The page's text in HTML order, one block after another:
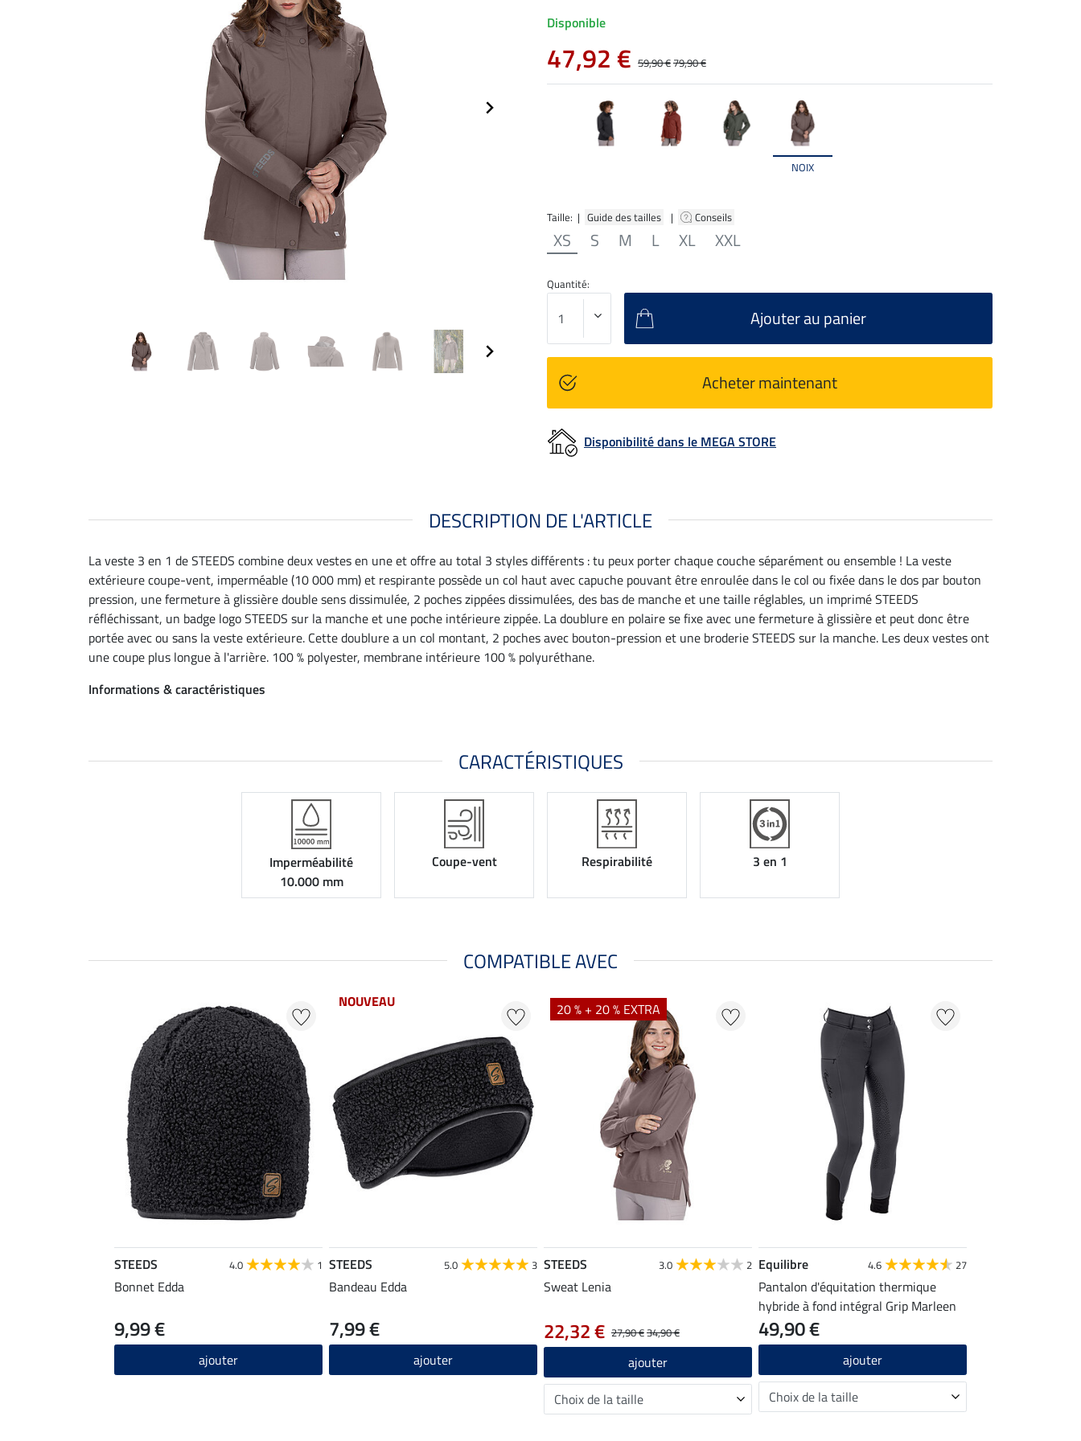
NOIX
Taille: | Guide des tailles | Conseils
XS S M L XL XXL
Disponible
47,92 € 59,90 €79,90 €
Quantité:
Ajouter au panier
Acheter maintenant
Disponibilité dans le MEGA STORE
DESCRIPTION DE L'ARTICLE
La veste 3 en 1 de STEEDS combine deux vestes en une et offre au total 3 styles différents : tu peux porter chaque couche séparément ou ensemble ! La veste
extérieure coupe-vent, imperméable (10 000 mm) et respirante possède un col haut avec capuche pouvant être enroulée dans le col ou fixée dans le dos par bouton
pression, une fermeture à glissière double sens dissimulée, 2 poches zippées dissimulées, des bas de manche et une taille réglables, un imprimé STEEDS
réfléchissant, un badge logo STEEDS sur la manche et une poche intérieure zippée. La doublure en polaire se fixe avec une fermeture à glissière et peut donc être
portée avec ou sans la veste extérieure. Cette doublure a un col montant, 2 poches avec bouton-pression et une broderie STEEDS sur la manche. Les deux vestes ont
une coupe plus longue à l'arrière. 100 % polyester, membrane intérieure 100 % polyuréthane.
Informations & caractéristiques
CARACTÉRISTIQUES
Imperméabilité
10.000 mm
Coupe-vent Respirabilité 3 en 1
COMPATIBLE AVEC
STEEDS 4.0 1
Bonnet Edda
9,99 €
ajouter
NOUVEAU
STEEDS 5.0 3
Bandeau Edda
7,99 €
ajouter
20 % + 20 % EXTRA
STEEDS 3.0 2
Sweat Lenia
27,90 €34,90 €
22,32 €
ajouter
Equilibre 4.6 27
Pantalon d'équitation thermique
hybride à fond intégral Grip Marleen
49,90 €
ajouter